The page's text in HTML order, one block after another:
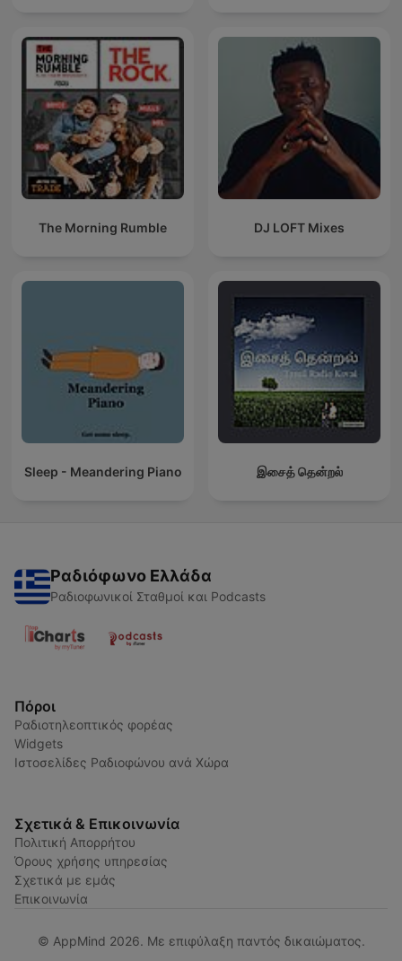
The Morning Rumble DJ LOFT Mixes
Sleep - Meandering Piano இசைத் தென்றல்
Ραδιόφωνο Ελλάδα
Ραδιοφωνικοί Σταθμοί και Podcasts
Πόροι
Ραδιοτηλεοπτικός φορέας
Widgets
Ιστοσελίδες Ραδιοφώνου ανά Χώρα
Σχετικά & Επικοινωνία
Πολιτική Απορρήτου
Όρους χρήσης υπηρεσίας
Σχετικά με εμάς
Επικοινωνία
© AppMind 2026. Με επιφύλαξη παντός δικαιώματος.